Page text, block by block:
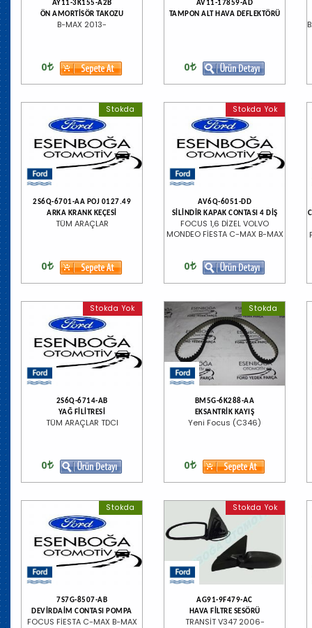
AY11-3K155-A2B
ÖN AMORTİSÖR TAKOZU
B-MAX 2013-
0
AV11-17859-AD
TAMPON ALT HAVA DEFLEKTÖRÜ
0
Stokda
2S6Q-6701-AA POJ 0127.49
ARKA KRANK KEÇESİ
TÜM ARAÇLAR
0
Stokda Yok
AV6Q-6051-DD
SİLİNDİR KAPAK CONTASI 4 DİŞ
FOCUS 1,6 DİZEL VOLVO
MONDEO FİESTA C-MAX B-MAX
0
Stokda Yok
2S6Q-6714-AB
YAĞ FİLİTRESİ
TÜM ARAÇLAR TDCI
0
Stokda
BM5G-6K288-AA
EKSANTRİK KAYIŞ
Yeni Focus (C346)
0
Stokda
7S7G-8507-AB
DEVİRDAİM CONTASI POMPA
FOCUS FİESTA C-MAX B-MAX
Stokda Yok
AG91-9F479-AC
HAVA FİLTRE SESÖRÜ
TRANSİT V347 2006-